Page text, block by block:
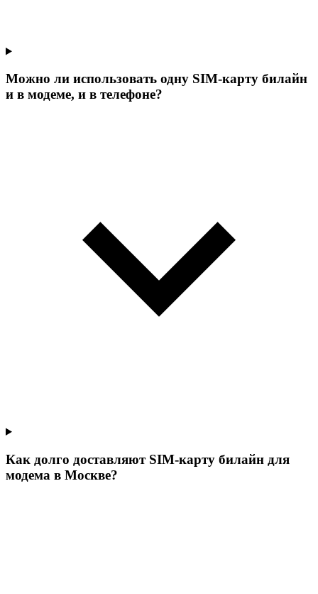
Можно ли использовать одну SIM-карту билайн
и в модеме, и в телефоне?
Как долго доставляют SIM-карту билайн для
модема в Москве?